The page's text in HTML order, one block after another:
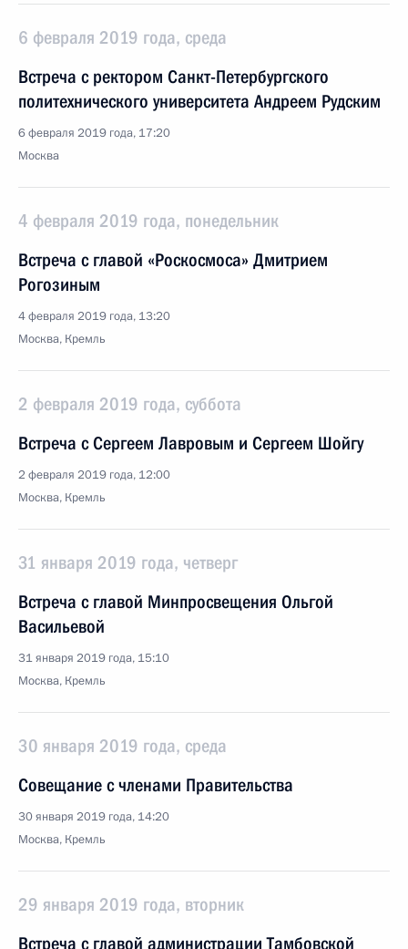
6 февраля 2019 года, среда
Встреча с ректором Санкт-Петербургского
политехнического университета Андреем Рудским
6 февраля 2019 года, 17:20
Москва
4 февраля 2019 года, понедельник
Встреча с главой «Роскосмоса» Дмитрием
Рогозиным
4 февраля 2019 года, 13:20
Москва, Кремль
2 февраля 2019 года, суббота
Встреча с Сергеем Лавровым и Сергеем Шойгу
2 февраля 2019 года, 12:00
Москва, Кремль
31 января 2019 года, четверг
Встреча с главой Минпросвещения Ольгой
Васильевой
31 января 2019 года, 15:10
Москва, Кремль
30 января 2019 года, среда
Совещание с членами Правительства
30 января 2019 года, 14:20
Москва, Кремль
29 января 2019 года, вторник
Встреча с главой администрации Тамбовской